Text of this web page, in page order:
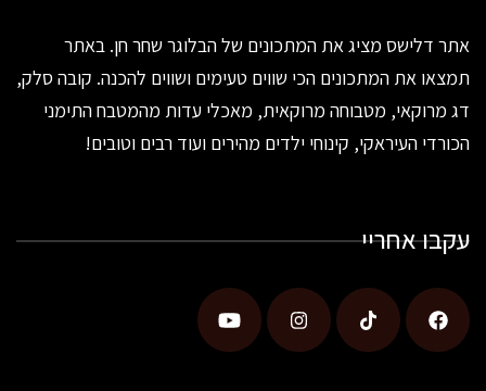
אתר דלישס מציג את המתכונים של הבלוגר שחר חן. באתר
תמצאו את המתכונים הכי שווים טעימים ושווים להכנה. קובה סלק,
דג מרוקאי, מטבוחה מרוקאית, מאכלי עדות מהמטבח התימני
הכורדי העיראקי, קינוחי ילדים מהירים ועוד רבים וטובים!
עקבו אחריי